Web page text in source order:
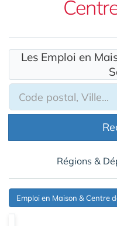
Les Emploi en
Régions &
Emploi en Maison & Centre